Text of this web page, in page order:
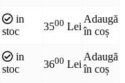
in
stoc
3500 Lei
Adaugă
în coș
in
stoc
3600 Lei
Adaugă
în coș